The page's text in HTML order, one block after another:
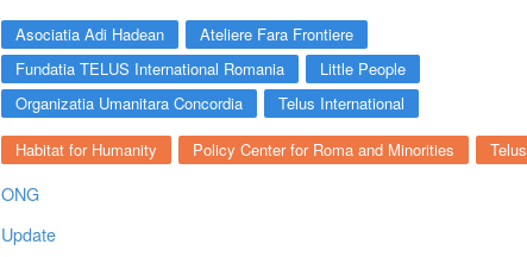
Asociatia Adi Hadean
Ateliere Fara Frontiere
Fundatia TELUS International Romania
Little People
Organizatia Umanitara Concordia
Telus International
Habitat for Humanity Policy Center for Roma and Minorities Telus
ONG
Update